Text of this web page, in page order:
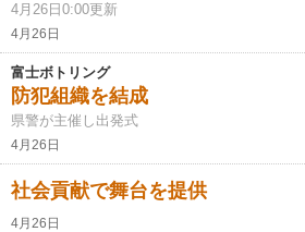
4月26日0:00更新
4月26日
富士ボトリング
防犯組織を結成
県警が主催し出発式
4月26日
社会貢献で舞台を提供
4月26日